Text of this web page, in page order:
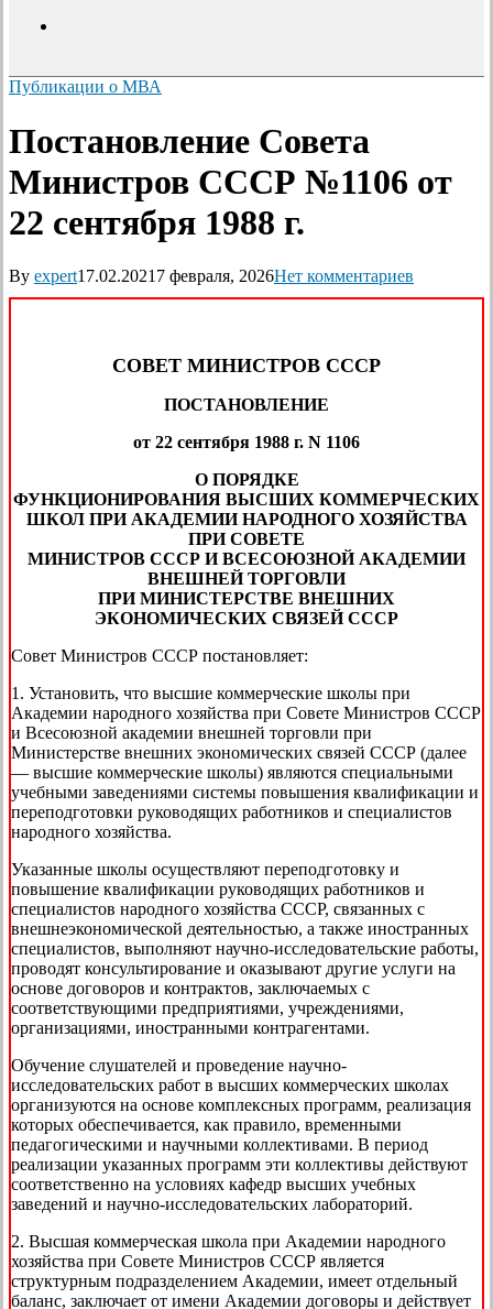
Публикации о МВА
Постановление Совета
Министров СССР №1106 от
22 сентября 1988 г.
By expert17.02.2021 7 февраля, 2026Нет комментариев
СОВЕТ МИНИСТРОВ СССР
ПОСТАНОВЛЕНИЕ
от 22 сентября 1988 г. N 1106
О ПОРЯДКЕ
ФУНКЦИОНИРОВАНИЯ ВЫСШИХ КОММЕРЧЕСКИХ
ШКОЛ ПРИ АКАДЕМИИ НАРОДНОГО ХОЗЯЙСТВА
ПРИ СОВЕТЕ
МИНИСТРОВ СССР И ВСЕСОЮЗНОЙ АКАДЕМИИ
ВНЕШНЕЙ ТОРГОВЛИ
ПРИ МИНИСТЕРСТВЕ ВНЕШНИХ
ЭКОНОМИЧЕСКИХ СВЯЗЕЙ СССР
Совет Министров СССР постановляет:
1. Установить, что высшие коммерческие школы при
Академии народного хозяйства при Совете Министров СССР
и Всесоюзной академии внешней торговли при
Министерстве внешних экономических связей СССР (далее
— высшие коммерческие школы) являются специальными
учебными заведениями системы повышения квалификации и
переподготовки руководящих работников и специалистов
народного хозяйства.
Указанные школы осуществляют переподготовку и
повышение квалификации руководящих работников и
специалистов народного хозяйства СССР, связанных с
внешнеэкономической деятельностью, а также иностранных
специалистов, выполняют научно-исследовательские работы,
проводят консультирование и оказывают другие услуги на
основе договоров и контрактов, заключаемых с
соответствующими предприятиями, учреждениями,
организациями, иностранными контрагентами.
Обучение слушателей и проведение научно-
исследовательских работ в высших коммерческих школах
организуются на основе комплексных программ, реализация
которых обеспечивается, как правило, временными
педагогическими и научными коллективами. В период
реализации указанных программ эти коллективы действуют
соответственно на условиях кафедр высших учебных
заведений и научно-исследовательских лабораторий.
2. Высшая коммерческая школа при Академии народного
хозяйства при Совете Министров СССР является
структурным подразделением Академии, имеет отдельный
баланс, заключает от имени Академии договоры и действует